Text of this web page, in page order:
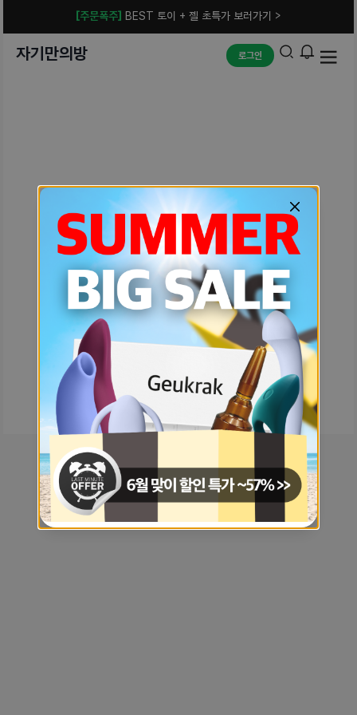
[주문폭주] BEST 토이 + 젤 초특가 보러가기 >
자기만의방 로그인
예상치 못한 에러입니다.